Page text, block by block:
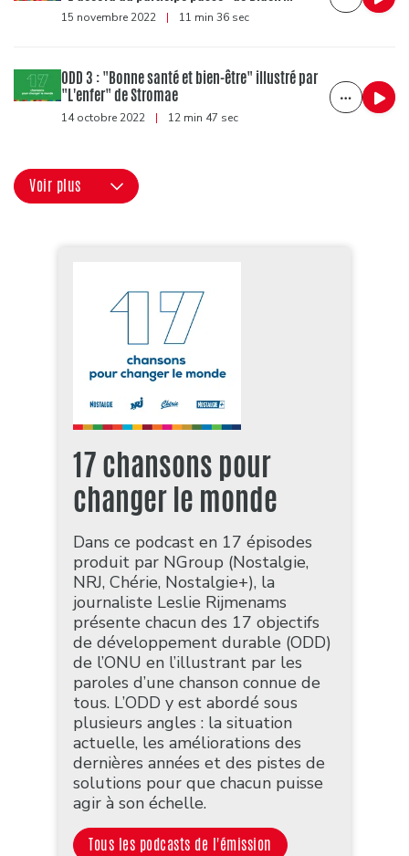
15 novembre 2022 | 11 min 36 sec
ODD 3 : "Bonne santé et bien-être" illustré par
"L'enfer" de Stromae
14 octobre 2022 | 12 min 47 sec
Voir plus
17 chansons pour
changer le monde
Dans ce podcast en 17 épisodes
produit par NGroup (Nostalgie,
NRJ, Chérie, Nostalgie+), la
journaliste Leslie Rijmenams
présente chacun des 17 objectifs
de développement durable (ODD)
de l’ONU en l’illustrant par les
paroles d’une chanson connue de
tous. L’ODD y est abordé sous
plusieurs angles : la situation
actuelle, les améliorations des
dernières années et des pistes de
solutions pour que chacun puisse
agir à son échelle.
Tous les podcasts de l'émission